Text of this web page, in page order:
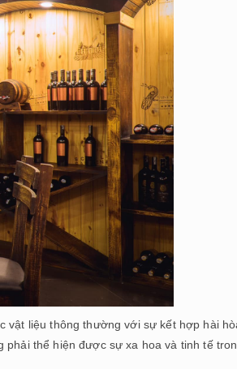
liệu thông thường với sự kết hợp hài
thể hiện được sự xa hoa và tinh tế